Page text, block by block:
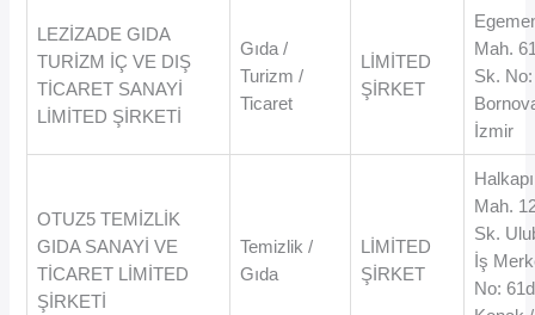
LEZİZADE GIDA
TURİZM İÇ VE DIŞ
TİCARET SANAYİ
LİMİTED ŞİRKETİ
Gıda /
Turizm /
Ticaret
LİMİTED
ŞİRKET
Mah.
Sk.
İzmir
OTUZ5 TEMİZLİK
GIDA SANAYİ VE
TİCARET LİMİTED
ŞİRKETİ
Temizlik /
Gıda
LİMİTED
ŞİRKET
Mah.
Sk.
İş
No: 61d